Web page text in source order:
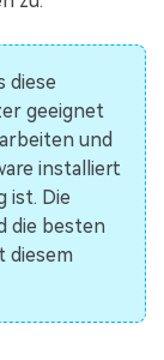
diese
geeignet
und
installiert
ist. Die
die besten
diesem